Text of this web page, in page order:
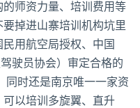
师资力量、培训费用等
掉进山寨培训机构坑里
用航空局授权、中国
驶员协会）审定合格的
同时还是南京唯一一家资
以培训多旋翼、直升